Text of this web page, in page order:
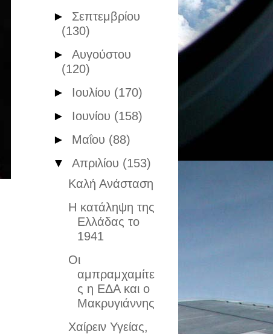
► Σεπτεμβρίου
(130)
► Αυγούστου
(120)
► Ιουλίου (170)
► Ιουνίου (158)
► Μαΐου (88)
▼ Απριλίου (153)
Καλή Ανάσταση
Η κατάληψη της
Ελλάδας το
1941
Οι
αμπραμχαμίτε
ς η ΕΔΑ και ο
Μακρυγιάννης
Χαίρειν Υγείας,